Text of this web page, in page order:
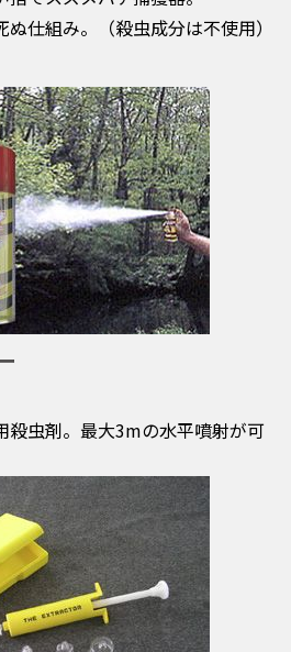
仕組み。（殺虫成分は不使用）
殺虫剤。最大3mの水平噴射が可